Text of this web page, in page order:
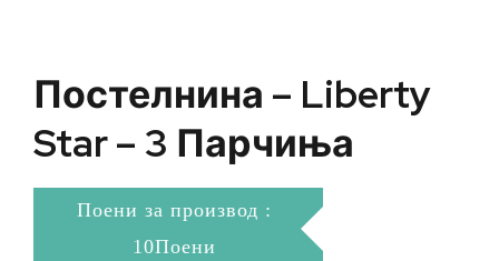
Постелнина – Liberty
Star – 3 Парчиња
Поени за производ :
10Поени